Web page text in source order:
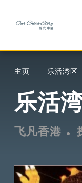
主页 乐活湾区
乐活
飞凡香港